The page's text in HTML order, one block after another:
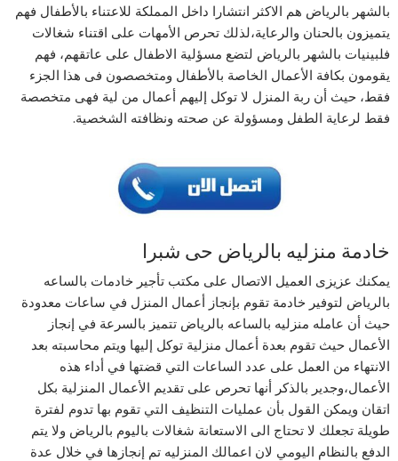
بالشهر بالرياض هم الاكثر انتشارا داخل المملكة للاعتناء بالأطفال فهم
يتميزون بالحنان والرعاية،لذلك تحرص الأمهات على اقتناء شغالات
فلبينيات بالشهر بالرياض لتضع مسؤلية الاطفال على عاتقهم، فهم
يقومون بكافة الأعمال الخاصة بالأطفال ومتخصصون فى هذا الجزء
فقط، حيث أن ربة المنزل لا توكل إليهم أعمال من لية فهى متخصصة
فقط لرعاية الطفل ومسؤولة عن صحته ونظافته الشخصية.
خادمة منزليه بالرياض حى شبرا
يمكنك عزيزى العميل الاتصال على مكتب تأجير خادمات بالساعه
بالرياض لتوفير خادمة تقوم بإنجاز أعمال المنزل في ساعات معدودة
حيث أن عامله منزليه بالساعه بالرياض تتميز بالسرعة في إنجاز
الأعمال حيث تقوم بعدة أعمال منزلية توكل إليها ويتم محاسبته بعد
الانتهاء من العمل على عدد الساعات التي قضتها في أداء هذه
الأعمال،وجدير بالذكر أنها تحرص على تقديم الأعمال المنزلية بكل
اتقان ويمكن القول بأن عمليات التنظيف التي تقوم بها تدوم لفترة
طويلة تجعلك لا تحتاج الى الاستعانة شغالات باليوم بالرياض ولا يتم
الدفع بالنظام اليومي لان اعمالك المنزليه تم إنجازها في خلال عدة